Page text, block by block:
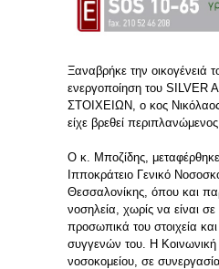
Ξαναβρήκε την οικογένειά
ενεργοποίηση του
ΣΤΟΙΧΕΙΩΝ, ο κος
είχε βρεθεί
Ο κ. Μποζίδης,
Ιπποκράτειο Γενικό
Θεσσαλονίκης, όπου και
νοσηλεία, χωρίς να είναι
προσωπικά του στοιχεία και
συγγενών του. Η
νοσοκομείου, σε